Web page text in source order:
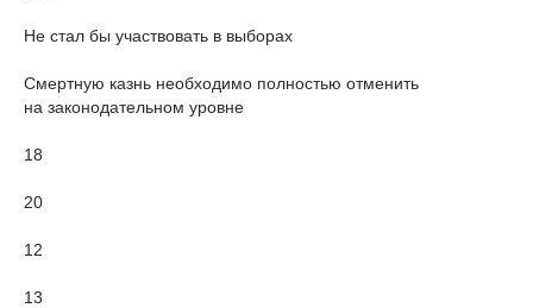
Не стал бы участвовать в выборах
Смертную казнь необходимо полностью отменить
на законодательном уровне
18
20
12
13